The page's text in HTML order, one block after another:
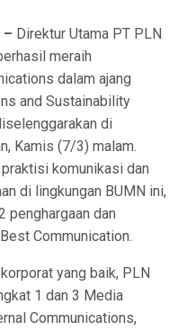
– Direktur Utama PT PLN
meraih
dalam ajang
and Sustainability
di
Kamis (7/3) malam.
komunikasi dan
di lingkungan BUMN ini,
penghargaan dan
Communication.
yang baik, PLN
1 dan 3 Media
Communications,